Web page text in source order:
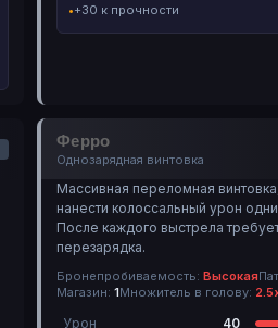
+30 к прочности
Ферро
Однозарядная винтовка
Массивная переломная
нанести колоссальный урон
После каждого выстрела
перезарядка.
Бронепробиваемость: Высокая
Магазин: 1Множитель в голову:
Урон
40